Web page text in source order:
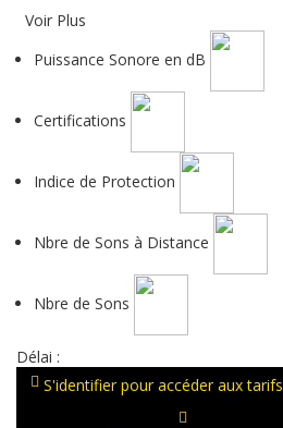
Voir Plus
Puissance Sonore en dB
Certifications
Indice de Protection
Nbre de Sons à Distance
Nbre de Sons
Délai :
S'identifier pour accéder aux tarifs